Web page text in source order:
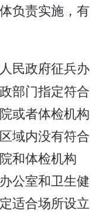
负责实施，有
民政府征兵办
部门指定符合
或者体检机构
域内没有符合
和体检机构
公室和卫生健
适合场所设立